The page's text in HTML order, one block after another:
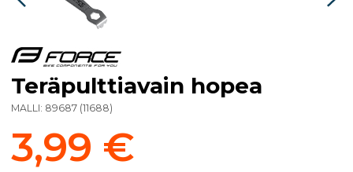
Teräpulttiavain hopea
MALLI: 89687 (11688)
3,99 €